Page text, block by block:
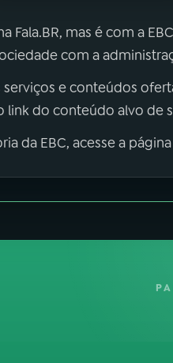
Fala.BR, mas é com a
com a
serviços e conteúdos
link do conteúdo alvo de
da EBC, acesse a